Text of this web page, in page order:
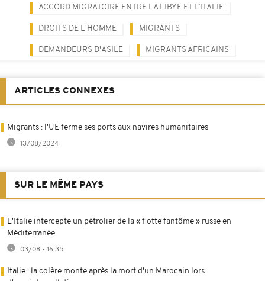
ACCORD MIGRATOIRE ENTRE LA LIBYE ET L’ITALIE
DROITS DE L'HOMME MIGRANTS
DEMANDEURS D'ASILE MIGRANTS AFRICAINS
ARTICLES CONNEXES
Migrants : l'UE ferme ses ports aux navires humanitaires
13/08/2024
SUR LE MÊME PAYS
L'Italie intercepte un pétrolier de la « flotte fantôme » russe en
Méditerranée
03/08 - 16:35
Italie : la colère monte après la mort d'un Marocain lors